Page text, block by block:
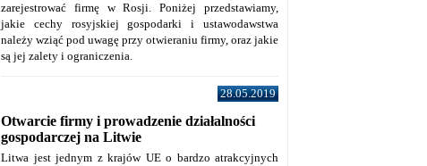
zarejestrować firmę w Rosji. Poniżej przedstawiamy,
jakie cechy rosyjskiej gospodarki i ustawodawstwa
należy wziąć pod uwagę przy otwieraniu firmy, oraz jakie
są jej zalety i ograniczenia.
28.05.2019
Otwarcie firmy i prowadzenie działalności
gospodarczej na Litwie
Litwa jest jednym z krajów UE o bardzo atrakcyjnych